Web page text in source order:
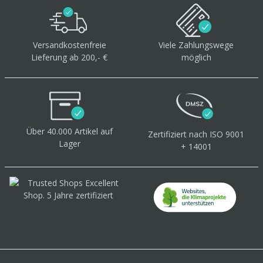
Versandkostenfreie
Lieferung ab 200,- €
Viele Zahlungswege
möglich
Über 40.000 Artikel auf
Lager
Zertifiziert nach ISO 9001
+ 14001